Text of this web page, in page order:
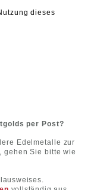
dieses
per Post?
Edelmetalle zur
gehen Sie bitte wie